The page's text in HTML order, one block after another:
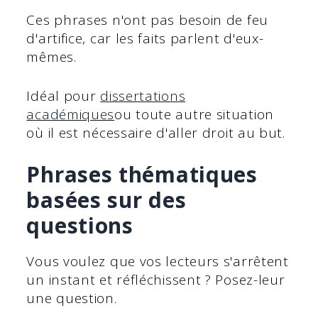
Ces phrases n'ont pas besoin de feu
d'artifice, car les faits parlent d'eux-
mêmes.
Idéal pour dissertations
académiquesou toute autre situation
où il est nécessaire d'aller droit au but.
Phrases thématiques
basées sur des
questions
Vous voulez que vos lecteurs s'arrêtent
un instant et réfléchissent ? Posez-leur
une question.